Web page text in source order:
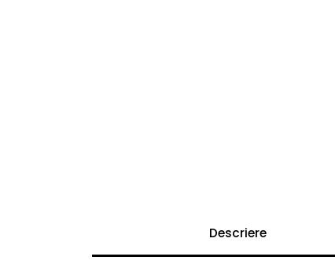
Descriere